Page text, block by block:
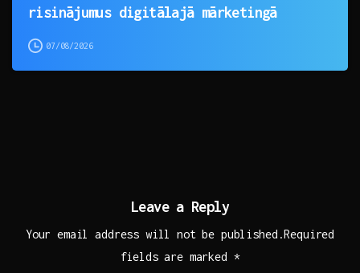
risinājumus digitālajā mārketingā
07/08/2026
Leave a Reply
Your email address will not be published.Required
fields are marked *